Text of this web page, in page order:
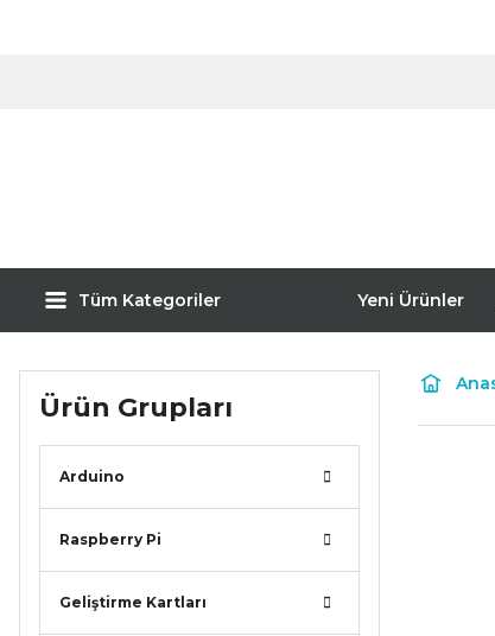
Tüm Kategoriler Yeni Ürünler
Ürün Grupları
Arduino
Raspberry Pi
Geliştirme Kartları